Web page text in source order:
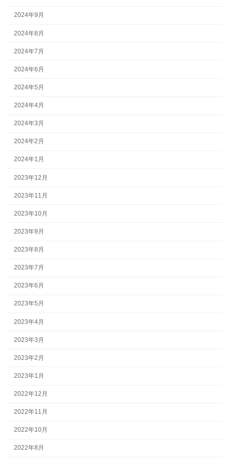
2024年9月
2024年8月
2024年7月
2024年6月
2024年5月
2024年4月
2024年3月
2024年2月
2024年1月
2023年12月
2023年11月
2023年10月
2023年9月
2023年8月
2023年7月
2023年6月
2023年5月
2023年4月
2023年3月
2023年2月
2023年1月
2022年12月
2022年11月
2022年10月
2022年8月